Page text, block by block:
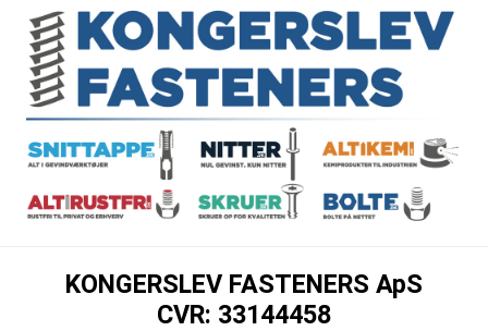
KONGERSLEV FASTENERS ApS
CVR: 33144458